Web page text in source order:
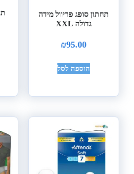
תחתון סופג פריוול מידה
גדולה XXL
₪95.00
הוספה לסל